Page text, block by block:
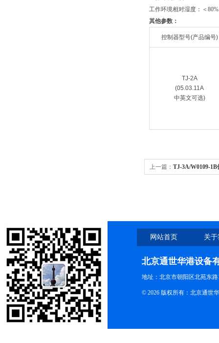
工作环境相对湿度：＜80%
其他参数：
控制器型号(产品编号)
TJ-2A
(05.03.11A
中英文可选)
上一篇： TJ-3A/W0109-
网站首页 关
北京通世华港设备
地址：北京市朝阳区北苑东路
© 2026 版权所有：北京通世